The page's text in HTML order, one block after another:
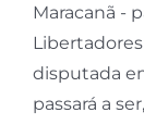
Maracanã -
disputada
passará a